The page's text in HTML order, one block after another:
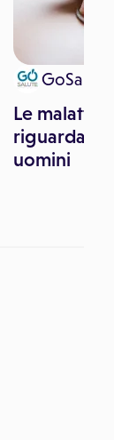
GoSalute
Le malattie
riguardano
uomini